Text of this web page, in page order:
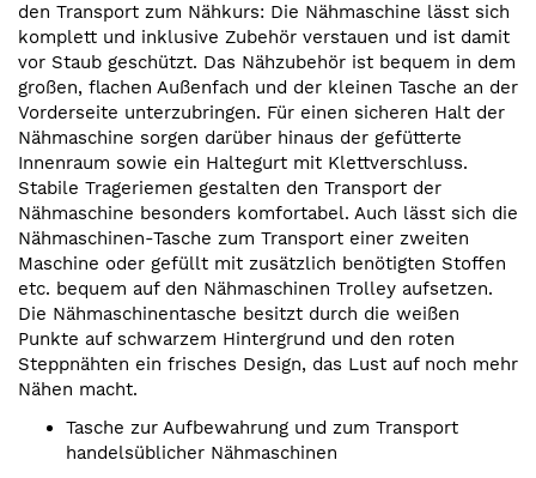
den Transport zum Nähkurs: Die Nähmaschine lässt sich
komplett und inklusive Zubehör verstauen und ist damit
vor Staub geschützt. Das Nähzubehör ist bequem in dem
großen, flachen Außenfach und der kleinen Tasche an der
Vorderseite unterzubringen. Für einen sicheren Halt der
Nähmaschine sorgen darüber hinaus der gefütterte
Innenraum sowie ein Haltegurt mit Klettverschluss.
Stabile Trageriemen gestalten den Transport der
Nähmaschine besonders komfortabel. Auch lässt sich die
Nähmaschinen-Tasche zum Transport einer zweiten
Maschine oder gefüllt mit zusätzlich benötigten Stoffen
etc. bequem auf den Nähmaschinen Trolley aufsetzen.
Die Nähmaschinentasche besitzt durch die weißen
Punkte auf schwarzem Hintergrund und den roten
Steppnähten ein frisches Design, das Lust auf noch mehr
Nähen macht.
Tasche zur Aufbewahrung und zum Transport
handelsüblicher Nähmaschinen